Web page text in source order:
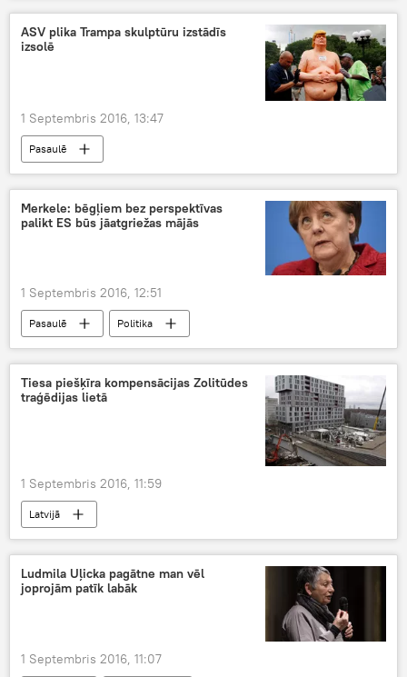
ASV plika Trampa skulptūru izstādīs
izsolē
1 Septembris 2016, 13:47
Pasaulē
Merkele: bēgļiem bez perspektīvas
palikt ES būs jāatgriežas mājās
1 Septembris 2016, 12:51
Pasaulē Politika
Tiesa piešķīra kompensācijas Zolitūdes
traģēdijas lietā
1 Septembris 2016, 11:59
Latvijā
Ludmila Uļicka pagātne man vēl
joprojām patīk labāk
1 Septembris 2016, 11:07